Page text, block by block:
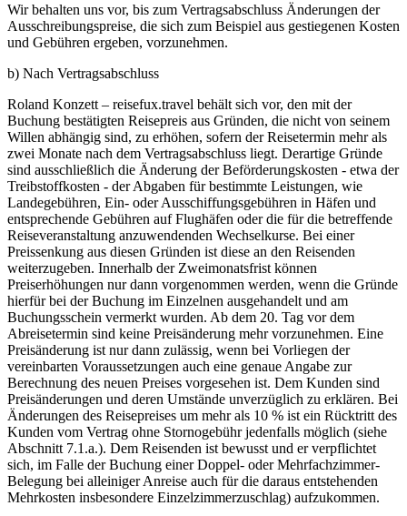
Wir behalten uns vor, bis zum Vertragsabschluss Änderungen der
Ausschreibungspreise, die sich zum Beispiel aus gestiegenen Kosten
und Gebühren ergeben, vorzunehmen.
b) Nach Vertragsabschluss
Roland Konzett – reisefux.travel behält sich vor, den mit der
Buchung bestätigten Reisepreis aus Gründen, die nicht von seinem
Willen abhängig sind, zu erhöhen, sofern der Reisetermin mehr als
zwei Monate nach dem Vertragsabschluss liegt. Derartige Gründe
sind ausschließlich die Änderung der Beförderungskosten - etwa der
Treibstoffkosten - der Abgaben für bestimmte Leistungen, wie
Landegebühren, Ein- oder Ausschiffungsgebühren in Häfen und
entsprechende Gebühren auf Flughäfen oder die für die betreffende
Reiseveranstaltung anzuwendenden Wechselkurse. Bei einer
Preissenkung aus diesen Gründen ist diese an den Reisenden
weiterzugeben. Innerhalb der Zweimonatsfrist können
Preiserhöhungen nur dann vorgenommen werden, wenn die Gründe
hierfür bei der Buchung im Einzelnen ausgehandelt und am
Buchungsschein vermerkt wurden. Ab dem 20. Tag vor dem
Abreisetermin sind keine Preisänderung mehr vorzunehmen. Eine
Preisänderung ist nur dann zulässig, wenn bei Vorliegen der
vereinbarten Voraussetzungen auch eine genaue Angabe zur
Berechnung des neuen Preises vorgesehen ist. Dem Kunden sind
Preisänderungen und deren Umstände unverzüglich zu erklären. Bei
Änderungen des Reisepreises um mehr als 10 % ist ein Rücktritt des
Kunden vom Vertrag ohne Stornogebühr jedenfalls möglich (siehe
Abschnitt 7.1.a.). Dem Reisenden ist bewusst und er verpflichtet
sich, im Falle der Buchung einer Doppel- oder Mehrfachzimmer-
Belegung bei alleiniger Anreise auch für die daraus entstehenden
Mehrkosten insbesondere Einzelzimmerzuschlag) aufzukommen.